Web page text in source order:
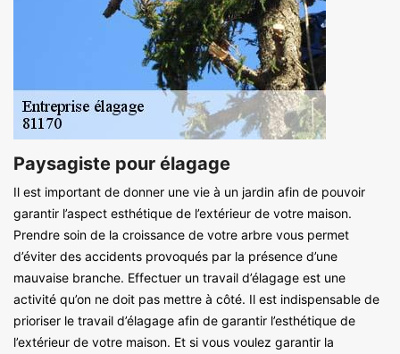
Paysagiste pour élagage
Il est important de donner une vie à un jardin afin de pouvoir
garantir l’aspect esthétique de l’extérieur de votre maison.
Prendre soin de la croissance de votre arbre vous permet
d’éviter des accidents provoqués par la présence d’une
mauvaise branche. Effectuer un travail d’élagage est une
activité qu’on ne doit pas mettre à côté. Il est indispensable de
prioriser le travail d’élagage afin de garantir l’esthétique de
l’extérieur de votre maison. Et si vous voulez garantir la